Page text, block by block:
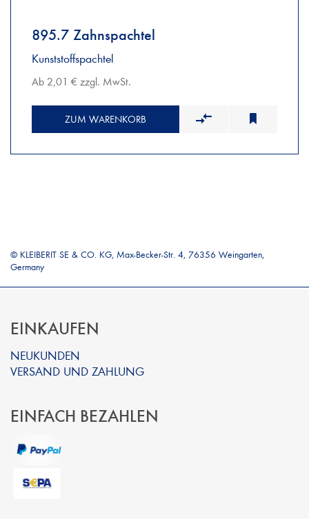
895.7 Zahnspachtel
Kunststoffspachtel
Ab 2,01 € zzgl. MwSt.
ZUM WARENKORB
© KLEIBERIT SE & CO. KG, Max-Becker-Str. 4, 76356 Weingarten,
Germany
EINKAUFEN
NEUKUNDEN
VERSAND UND ZAHLUNG
EINFACH BEZAHLEN